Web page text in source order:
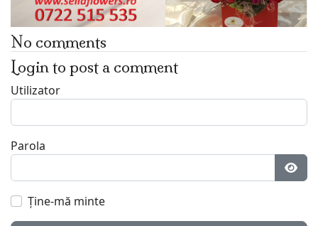
No comments
Login to post a comment
Utilizator
Parola
Ţine-mă minte